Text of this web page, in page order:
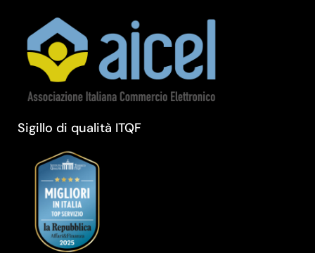
Sigillo di qualità ITQF